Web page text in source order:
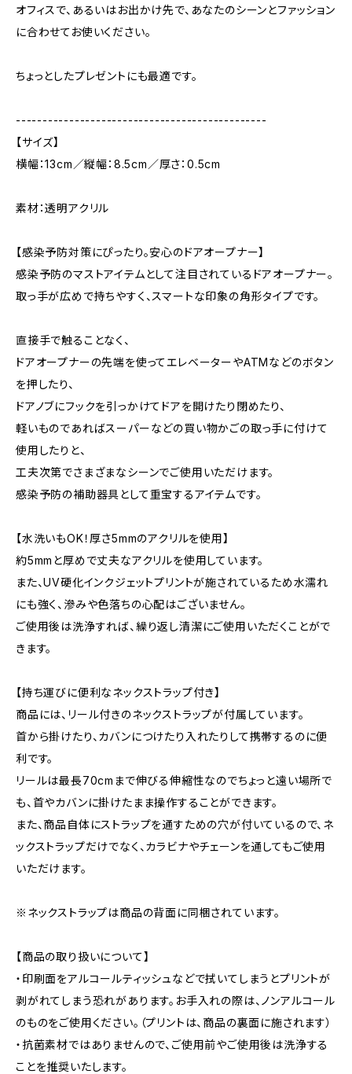
オフィスで、あるいはお出かけ先で、あなたのシーンとファッション
に合わせてお使いください。
ちょっとしたプレゼントにも最適です。
-----------------------------------------------
【サイズ】
横幅：13cm／縦幅：8.5cm／厚さ：0.5cm
素材：透明アクリル
【感染予防対策にぴったり。安心のドアオープナー】
感染予防のマストアイテムとして注目されているドアオープナー。
取っ手が広めで持ちやすく、スマートな印象の角形タイプです。
直接手で触ることなく、
ドアオープナーの先端を使ってエレベーターやATMなどのボタン
を押したり、
ドアノブにフックを引っかけてドアを開けたり閉めたり、
軽いものであればスーパーなどの買い物かごの取っ手に付けて
使用したりと、
工夫次第でさまざまなシーンでご使用いただけます。
感染予防の補助器具として重宝するアイテムです。
【水洗いもOK！厚さ5mmのアクリルを使用】
約5mmと厚めで丈夫なアクリルを使用しています。
また、UV硬化インクジェットプリントが施されているため水濡れ
にも強く、滲みや色落ちの心配はございません。
ご使用後は洗浄すれば、繰り返し清潔にご使用いただくことがで
きます。
【持ち運びに便利なネックストラップ付き】
商品には、リール付きのネックストラップが付属しています。
首から掛けたり、カバンにつけたり入れたりして携帯するのに便
利です。
リールは最長70cmまで伸びる伸縮性なのでちょっと遠い場所で
も、首やカバンに掛けたまま操作することができます。
また、商品自体にストラップを通すための穴が付いているので、ネ
ックストラップだけでなく、カラビナやチェーンを通してもご使用
いただけます。
※ネックストラップは商品の背面に同梱されています。
【商品の取り扱いについて】
・印刷面をアルコールティッシュなどで拭いてしまうとプリントが
剥がれてしまう恐れがあります。お手入れの際は、ノンアルコール
のものをご使用ください。（プリントは、商品の裏面に施されます）
・抗菌素材ではありませんので、ご使用前やご使用後は洗浄する
ことを推奨いたします。